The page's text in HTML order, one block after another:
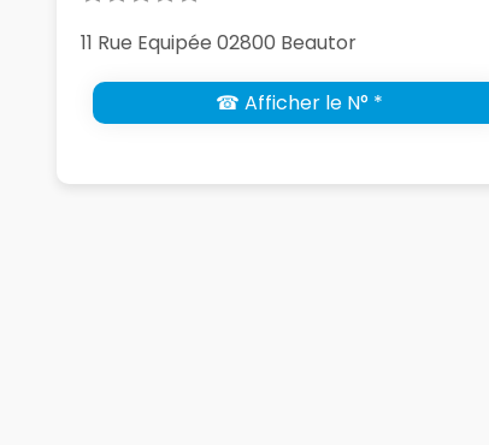
11 Rue Equipée 02800 Beautor
☎ Afficher le N° *